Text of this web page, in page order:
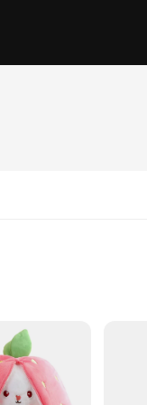
that promises
colors and charming